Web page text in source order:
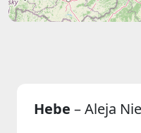
Hebe – Aleja